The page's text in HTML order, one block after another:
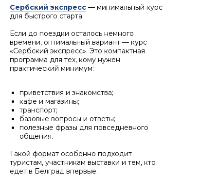
Сербский экспресс — минимальный курс
для быстрого старта.
Если до поездки осталось немного
времени, оптимальный вариант — курс
«Сербский экспресс». Это компактная
программа для тех, кому нужен
практический минимум:
приветствия и знакомства;
кафе и магазины;
транспорт;
базовые вопросы и ответы;
полезные фразы для повседневного
общения.
Такой формат особенно подходит
туристам, участникам выставки и тем, кто
едет в Белград впервые.